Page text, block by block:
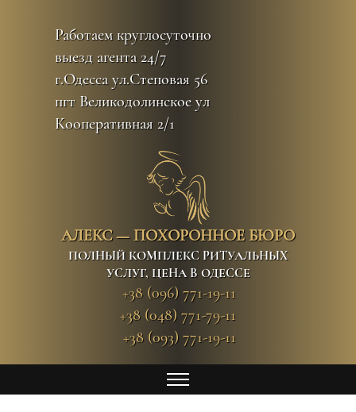
АЛЕКС — ПОХОРОННОЕ БЮРО
ПОЛНЫЙ КОМПЛЕКС РИТУАЛЬНЫХ
УСЛУГ, ЦЕНА В ОДЕССЕ
Работаем круглосуточно
выезд агента 24/7
г.Одесса ул.Степовая 56
пгт Великодолинское ул
Кооперативная 2/1
+38 (096) 771-19-11
+38 (048) 771-79-11
+38 (093) 771-19-11